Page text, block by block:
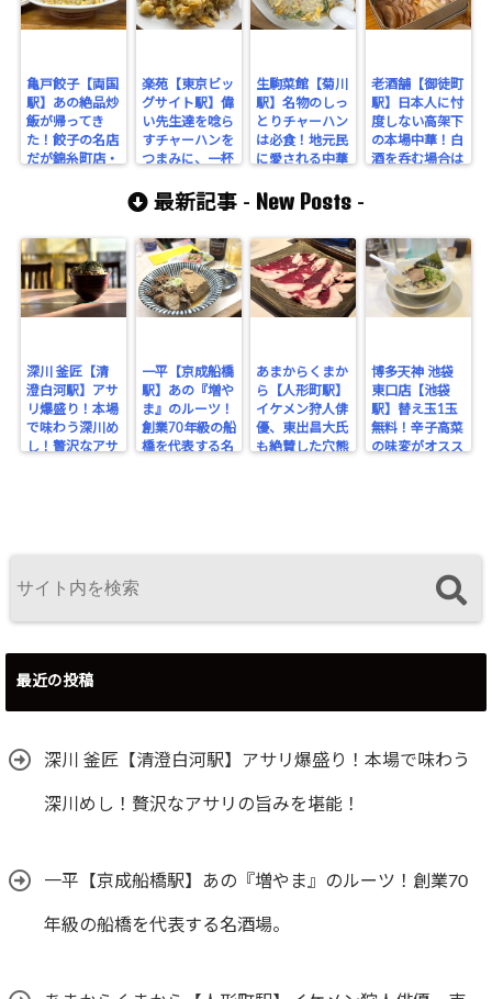
亀戸餃子【両国
駅】あの絶品炒
飯が帰ってき
た！餃子の名店
だが錦糸町店・
楽苑【東京ビッ
グサイト駅】偉
い先生達を唸ら
すチャーハンを
つまみに、一杯
だ！
生駒菜館【菊川
駅】名物のしっ
とりチャーハン
は必食！地元民
に愛される中華
爆飲をキメる！
老酒舗【御徒町
駅】日本人に忖
度しない高架下
の本場中華！白
酒を呑む場合は
最新記事 - New Posts -
深川 釜匠【清
澄白河駅】アサ
リ爆盛り！本場
で味わう深川め
し！贅沢なアサ
一平【京成船橋
駅】あの『増や
ま』のルーツ！
創業70年級の船
橋を代表する名
あまからくまか
ら【人形町駅】
イケメン狩人俳
優、東出昌大氏
も絶賛した穴熊
博多天神 池袋
東口店【池袋
駅】替え玉1玉
無料！辛子高菜
の味変がオスス
最近の投稿
深川 釜匠【清澄白河駅】アサリ爆盛り！本場で味わう
深川めし！贅沢なアサリの旨みを堪能！
一平【京成船橋駅】あの『増やま』のルーツ！創業70
年級の船橋を代表する名酒場。